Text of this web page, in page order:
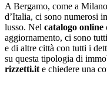
A Bergamo, come a
d’Italia, ci sono numerosi
lusso. Nel catalogo
aggiornamento, ci sono
e di altre città con tutti i
su questa tipologia di
rizzetti.it e chiedere una